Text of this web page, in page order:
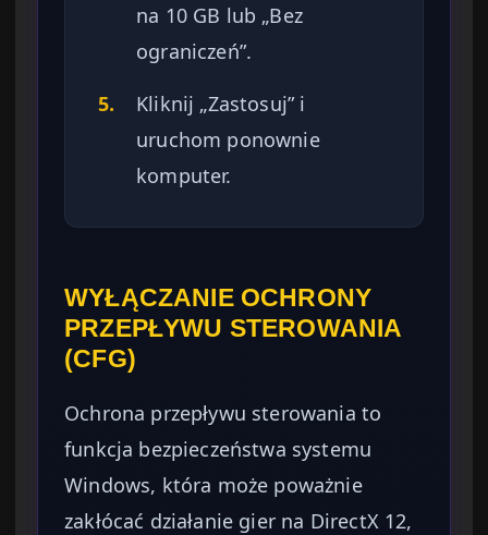
na 10 GB lub „Bez
ograniczeń”.
5.
Kliknij „Zastosuj” i
uruchom ponownie
komputer.
WYŁĄCZANIE OCHRONY
PRZEPŁYWU STEROWANIA
(CFG)
Ochrona przepływu sterowania to
funkcja bezpieczeństwa systemu
Windows, która może poważnie
zakłócać działanie gier na DirectX 12,